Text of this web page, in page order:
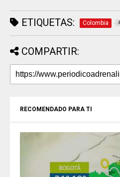
ETIQUETAS: Colombia
COMPARTIR:
RECOMENDADO PARA TI